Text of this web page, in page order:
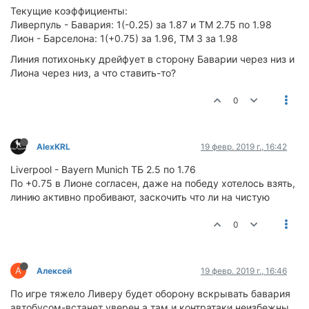
Текущие коэффициенты:
Ливерпуль - Бавария: 1(-0.25) за 1.87 и ТМ 2.75 по 1.98
Лион - Барселона: 1(+0.75) за 1.96, ТМ 3 за 1.98
Линия потихоньку дрейфует в сторону Баварии через низ и
Лиона через низ, а что ставить-то?
0
AlexKRL 19 февр. 2019 г., 16:42
Liverpool - Bayern Munich ТБ 2.5 по 1.76
По +0.75 в Лионе согласен, даже на победу хотелось взять,
линию активно пробивают, заскочить что ли на чистую
0
А Алексей 19 февр. 2019 г., 16:46
По игре тяжело Ливеру будет оборону вскрывать бавария